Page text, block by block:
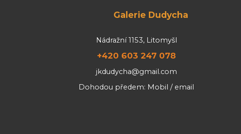
Galerie Dudycha
Nádražní 1153, Litomyšl
+420 603 247 078
jkdudycha@gmail.com
Dohodou předem: Mobil / email